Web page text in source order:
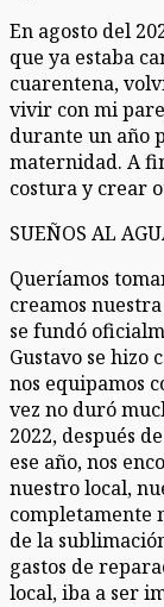
En agosto del
que ya estaba
cuarentena,
vivir con mi
durante un año
maternidad. A
costura y crear
SUEÑOS AL
Queríamos
creamos
se fundó
Gustavo se hizo
nos equipamos
vez no duró
2022, después
ese año, nos
nuestro local,
completamente
de la
gastos de
local, iba a ser